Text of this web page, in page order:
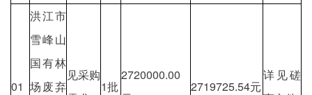
01
洪江市
雪峰山
国有林
场废弃
见采购
1批
2720000.00
2719725.54元
详见磋